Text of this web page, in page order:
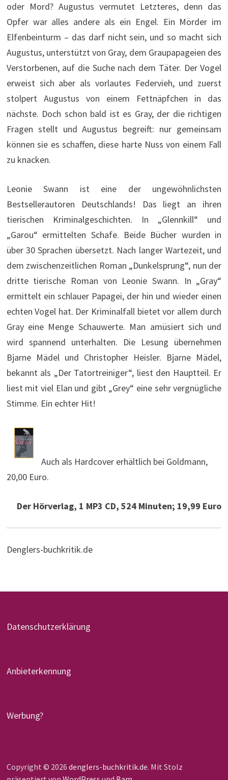
oder Mord? Augustus vermutet Letzteres, denn das
Opfer war alles andere als ein Engel. Ein Mörder im
Elfenbeinturm – das darf nicht sein, und so macht sich
Augustus, unterstützt von Gray, dem Graupapageien des
Verstorbenen, auf die Suche nach dem Täter. Der Vogel
erweist sich aber als vorlautes Federvieh, und zuerst
stolpert Augustus von einem Fettnäpfchen in das
nächste. Doch schon bald ist es Gray, der die richtigen
Fragen stellt und Augustus begreift: nur gemeinsam
können sie es schaffen, diese harte Nuss von einem Fall
zu knacken.
Leonie Swann ist eine der ungewöhnlichsten
Bestsellerautoren Deutschlands! Das liegt an ihren
tierischen Kriminalgeschichten. In „Glennkill“ und
„Garou“ ermittelten Schafe. Beide Bücher wurden in
über 30 Sprachen übersetzt. Nach langer Wartezeit, und
dem zwischenzeitlichen Roman „Dunkelsprung“, nun der
dritte tierische Roman von Leonie Swann. In „Gray“
ermittelt ein schlauer Papagei, der hin und wieder einen
echten Vogel hat. Der Kriminalfall bietet vor allem durch
Gray eine Menge Schauwerte. Man amüsiert sich und
wird spannend unterhalten. Die Lesung übernehmen
Bjarne Mädel und Christopher Heisler. Bjarne Mädel,
bekannt als „Der Tatortreiniger“, liest den Hauptteil. Er
liest mit viel Elan und gibt „Grey“ eine sehr vergnügliche
Stimme. Ein echter Hit!
Auch als Hardcover erhältlich bei Goldmann,
20,00 Euro.
Der Hörverlag, 1 MP3 CD, 524 Minuten; 19,99 Euro
Denglers-buchkritik.de
Datenschutzerklärung
Anbieterkennung
Werbung?
Copyright © 2026 denglers-buchkritik.de. Mit Stolz